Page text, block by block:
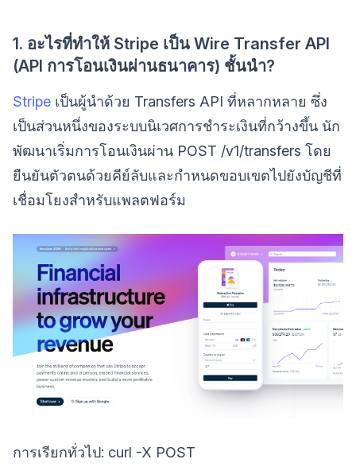
1. อะไรที่ทำให้ Stripe เป็น Wire Transfer API
(API การโอนเงินผ่านธนาคาร) ชั้นนำ?
Stripe เป็นผู้นำด้วย Transfers API ที่หลากหลาย ซึ่ง
เป็นส่วนหนึ่งของระบบนิเวศการชำระเงินที่กว้างขึ้น นัก
พัฒนาเริ่มการโอนเงินผ่าน POST /v1/transfers โดย
ยืนยันตัวตนด้วยคีย์ลับและกำหนดขอบเขตไปยังบัญชีที่
เชื่อมโยงสำหรับแพลตฟอร์ม
การเรียกทั่วไป: curl -X POST